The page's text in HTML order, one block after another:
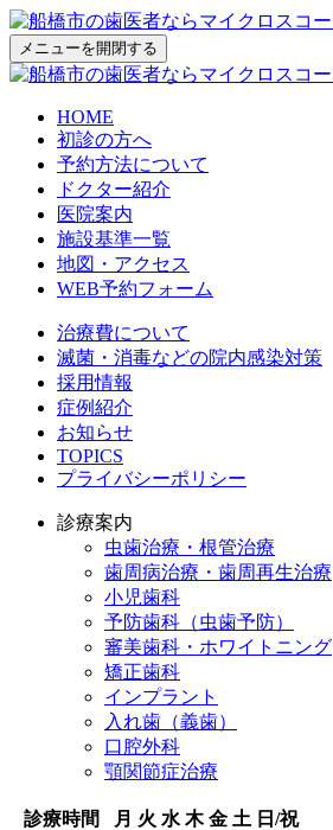
メニューを開閉する
HOME
初診の方へ
予約方法について
ドクター紹介
医院案内
施設基準一覧
地図・アクセス
WEB予約フォーム
治療費について
滅菌・消毒などの院内感染対策
採用情報
症例紹介
お知らせ
TOPICS
プライバシーポリシー
診療案内
虫歯治療・根管治療
歯周病治療・歯周再生治療
小児歯科
予防歯科（虫歯予防）
審美歯科・ホワイトニング
矯正歯科
インプラント
入れ歯（義歯）
口腔外科
顎関節症治療
診療時間 月 火 水 木 金 土 日/祝